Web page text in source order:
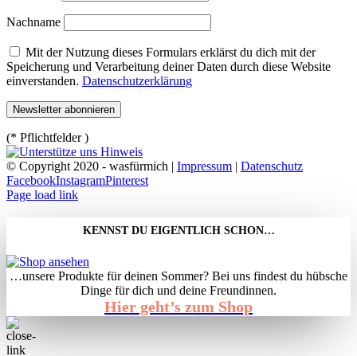
Nachname
Mit der Nutzung dieses Formulars erklärst du dich mit der
Speicherung und Verarbeitung deiner Daten durch diese Website
einverstanden. Datenschutzerklärung
(* Pflichtfelder )
© Copyright 2020 - wasfürmich | Impressum | Datenschutz
FacebookInstagramPinterest
Page load link
KENNST DU EIGENTLICH SCHON…
…unsere Produkte für deinen Sommer? Bei uns findest du hübsche
Dinge für dich und deine Freundinnen.
Hier geht’s zum Shop